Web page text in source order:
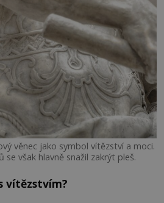
věnec jako symbol vítězství a moci.
se však hlavně snažil zakrýt pleš.
vítězstvím?